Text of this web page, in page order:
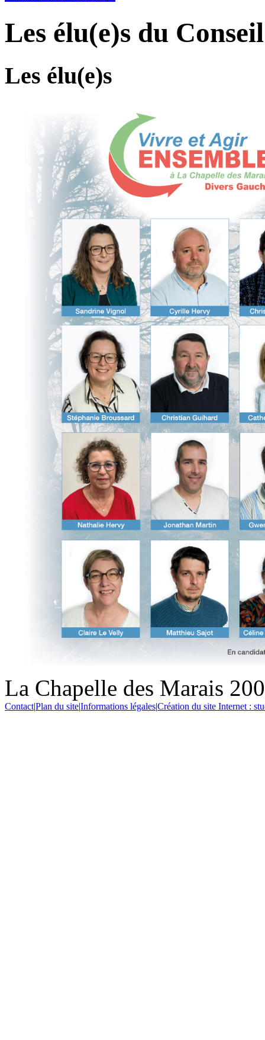
Les élu(e)s du
Les élu(e)s
La Chapelle des Marais
Contact|Plan du site|Informations légales|Création du site Internet :